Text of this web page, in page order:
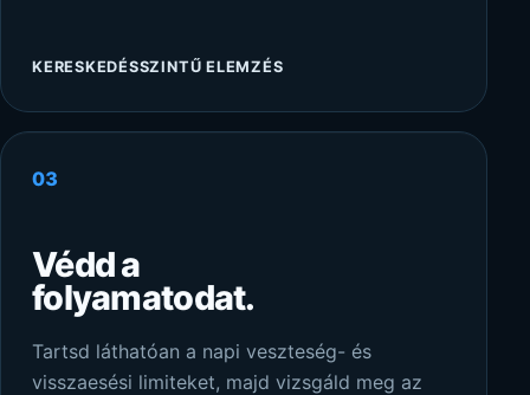
KERESKEDÉSSZINTŰ ELEMZÉS
03
Védd a
folyamatodat.
Tartsd láthatóan a napi veszteség- és
visszaesési limiteket, majd vizsgáld meg az